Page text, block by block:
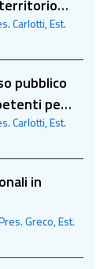
Carlotti, Est.
pubblico
per
a
Carlotti, Est.
in
Greco, Est.